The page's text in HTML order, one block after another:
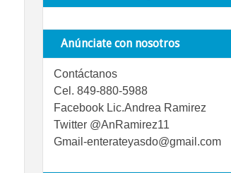
Anúnciate con nosotros
Contáctanos
Cel. 849-880-5988
Facebook Lic.Andrea Ramirez
Twitter @AnRamirez11
Gmail-enterateyasdo@gmail.com